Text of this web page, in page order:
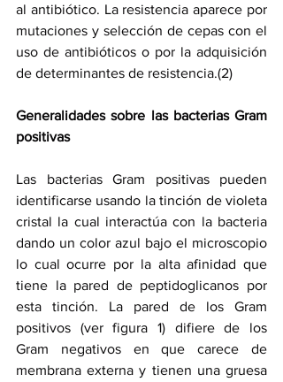
al antibiótico. La resistencia aparece por
mutaciones y selección de cepas con el
uso de antibióticos o por la adquisición
de determinantes de resistencia.(2)
Generalidades sobre las bacterias Gram
positivas
Las bacterias Gram positivas pueden
identificarse usando la tinción de violeta
cristal la cual interactúa con la bacteria
dando un color azul bajo el microscopio
lo cual ocurre por la alta afinidad que
tiene la pared de peptidoglicanos por
esta tinción. La pared de los Gram
positivos (ver figura 1) difiere de los
Gram negativos en que carece de
membrana externa y tienen una gruesa